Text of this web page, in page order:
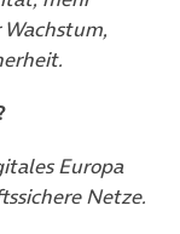
Europa
Netze.